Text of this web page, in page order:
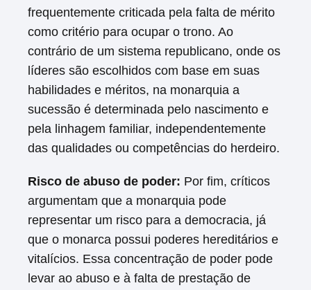
frequentemente criticada pela falta de mérito
como critério para ocupar o trono. Ao
contrário de um sistema republicano, onde os
líderes são escolhidos com base em suas
habilidades e méritos, na monarquia a
sucessão é determinada pelo nascimento e
pela linhagem familiar, independentemente
das qualidades ou competências do herdeiro.
Risco de abuso de poder: Por fim, críticos
argumentam que a monarquia pode
representar um risco para a democracia, já
que o monarca possui poderes hereditários e
vitalícios. Essa concentração de poder pode
levar ao abuso e à falta de prestação de